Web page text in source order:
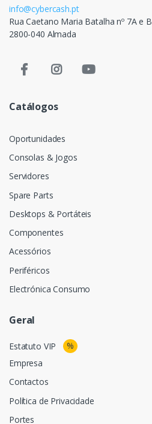
info@cybercash.pt
Rua Caetano Maria Batalha nº 7A e B
2800-040 Almada
Catálogos
Oportunidades
Consolas & Jogos
Servidores
Spare Parts
Desktops & Portáteis
Componentes
Acessórios
Periféricos
Electrónica Consumo
Geral
Estatuto VIP
%
Empresa
Contactos
Política de Privacidade
Portes